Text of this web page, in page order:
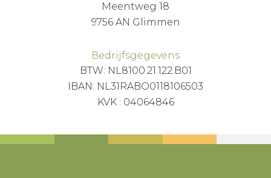
Meentweg 18
9756 AN Glimmen
Bedrijfsgegevens
BTW: NL8100.21.122.B01
IBAN: NL31RABO0118106503
KVK : 04064846